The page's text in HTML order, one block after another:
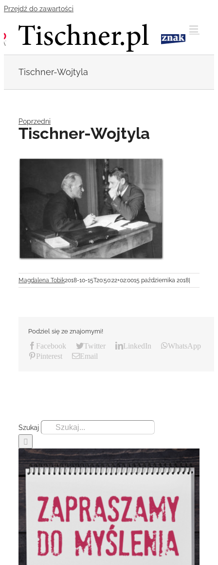
Przejdź do zawartości
Tischner-Wojtyla
Poprzedni
Tischner-Wojtyla
Magdalena Tobik2018-10-15T20:50:22+02:0015 października 2018
Podziel się ze znajomymi!
Facebook Twitter LinkedIn
WhatsApp
Pinterest
Email
Szukaj